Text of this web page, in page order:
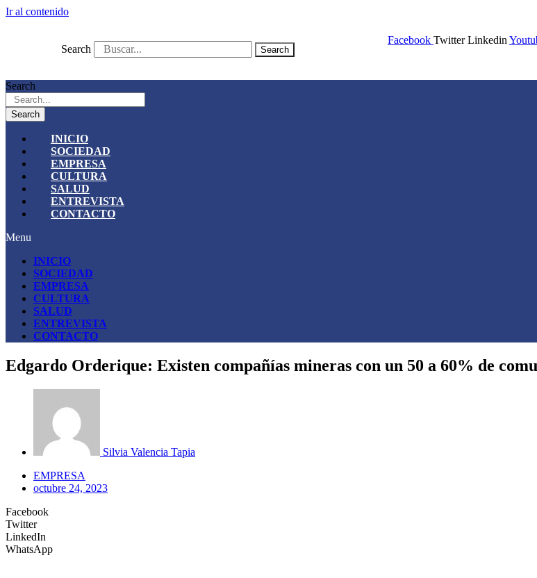
Ir al contenido
Facebook Twitter Linkedin
Search Search
Search
Search
INICIO
SOCIEDAD
EMPRESA
CULTURA
SALUD
ENTREVISTA
CONTACTO
Menu
INICIO
SOCIEDAD
EMPRESA
CULTURA
SALUD
ENTREVISTA
CONTACTO
Edgardo Orderique: Existen compañías mineras con un 50 a 60% de
Silvia Valencia Tapia
EMPRESA
octubre 24, 2023
Facebook
Twitter
LinkedIn
WhatsApp